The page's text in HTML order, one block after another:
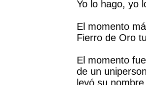
Yo lo hago, yo
El momento
Fierro de Oro
El momento
de un
leyó su